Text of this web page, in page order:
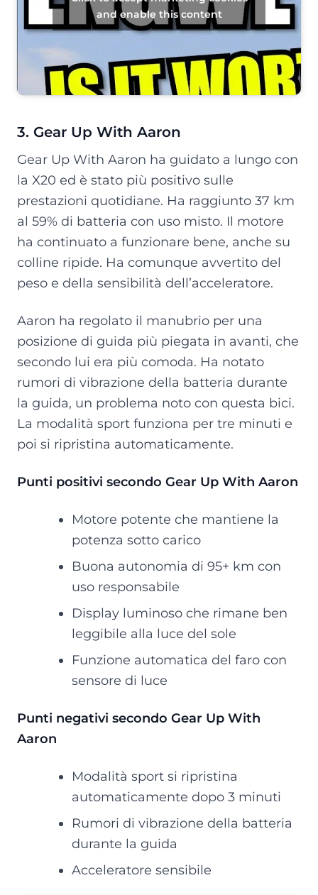
and enable this content
3. Gear Up With Aaron
Gear Up With Aaron ha guidato a lungo con
la X20 ed è stato più positivo sulle
prestazioni quotidiane. Ha raggiunto 37 km
al 59% di batteria con uso misto. Il motore
ha continuato a funzionare bene, anche su
colline ripide. Ha comunque avvertito del
peso e della sensibilità dell’acceleratore.
Aaron ha regolato il manubrio per una
posizione di guida più piegata in avanti, che
secondo lui era più comoda. Ha notato
rumori di vibrazione della batteria durante
la guida, un problema noto con questa bici.
La modalità sport funziona per tre minuti e
poi si ripristina automaticamente.
Punti positivi secondo Gear Up With Aaron
Motore potente che mantiene la
potenza sotto carico
Buona autonomia di 95+ km con
uso responsabile
Display luminoso che rimane ben
leggibile alla luce del sole
Funzione automatica del faro con
sensore di luce
Punti negativi secondo Gear Up With
Aaron
Modalità sport si ripristina
automaticamente dopo 3 minuti
Rumori di vibrazione della batteria
durante la guida
Acceleratore sensibile